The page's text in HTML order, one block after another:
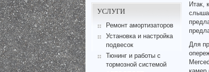
УСЛУГИ
Ремонт амортизаторов
Установка и настройка
подвесок
Тюнинг и работы с
тормозной системой
Итак,
Для